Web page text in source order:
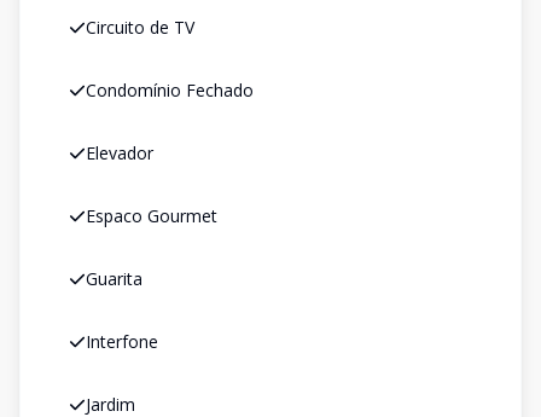
Circuito de TV
Condomínio Fechado
Elevador
Espaco Gourmet
Guarita
Interfone
Jardim